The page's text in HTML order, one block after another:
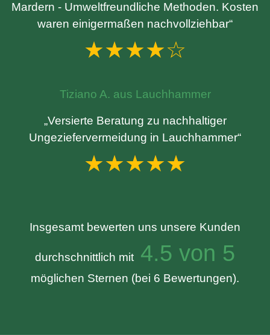
Mardern - Umweltfreundliche Methoden. Kosten
waren einigermaßen nachvollziehbar“
★★★★☆
Tiziano A. aus Lauchhammer
„Versierte Beratung zu nachhaltiger
Ungeziefervermeidung in Lauchhammer“
★★★★★
Insgesamt bewerten uns unsere Kunden
durchschnittlich mit 4.5 von 5
möglichen Sternen (bei 6 Bewertungen).